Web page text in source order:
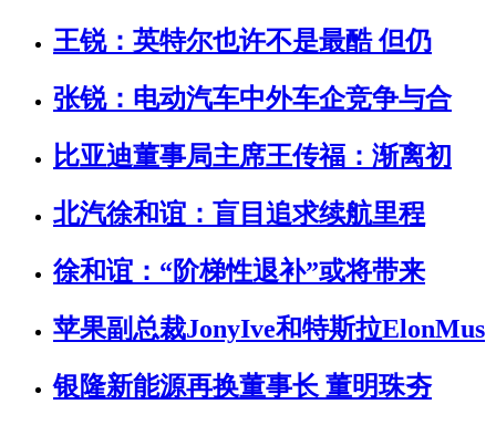
王锐：英特尔也许不是最酷 但仍
张锐：电动汽车中外车企竞争与合
比亚迪董事局主席王传福：渐离初
北汽徐和谊：盲目追求续航里程
徐和谊：“阶梯性退补”或将带来
苹果副总裁JonyIve和特斯拉ElonMus
银隆新能源再换董事长 董明珠夯